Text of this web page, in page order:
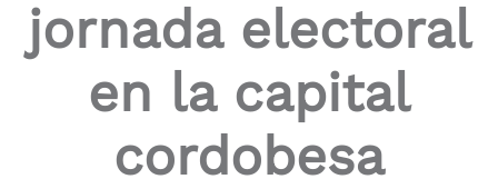
content.jornada electoral
en la capital
cordobesa